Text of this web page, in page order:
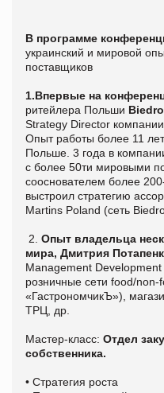
В программе
украинский и мировой
поставщиков
1.Впервые на
ритейлера Польши
Strategy Director
Опыт работы более 11
Польше. 3 года в
с более 50ти мировыми
сооснователем более
выстроил стратегию
Martins Poland (сеть
2. Опыт владельца
мира, Дмитрия
Management
розничные сети food/non-
«ГастрономчикЪ»),
ТРЦ, др.
Мастер-класс: Отдел
собственника.
• Стратегия роста